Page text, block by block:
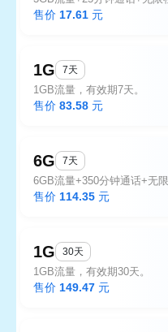
售价 17.61 元
1G 7天
1GB流量，有效期7天。
售价 83.58 元
6G 7天
6GB流量+350分钟通话+无
售价 114.35 元
1G 30天
1GB流量，有效期30天。
售价 149.47 元